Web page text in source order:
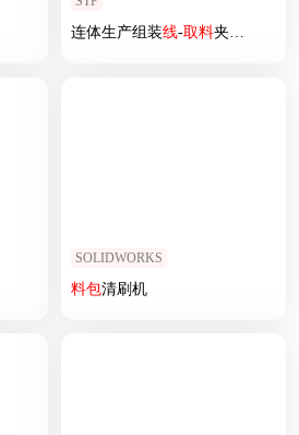
连体生产组装线-取料夹
SOLIDWORKS
料包清刷机